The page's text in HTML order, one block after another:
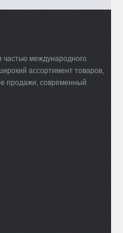
международного
ассортимент товаров,
продажи, современный